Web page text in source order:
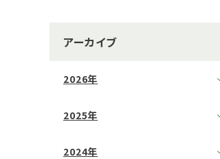
アーカイブ
2026年
2025年
2024年